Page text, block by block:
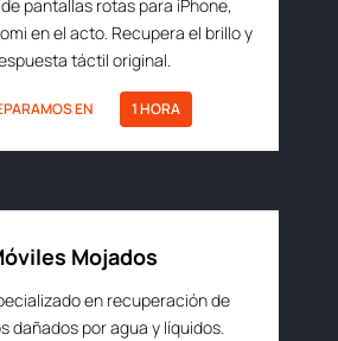
pantallas rotas para iPhone,
en el acto. Recupera el brillo y
táctil original.
EN 1 HORA
Mojados
en recuperación de
dañados por agua y líquidos.